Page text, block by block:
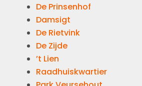
De Prinsenhof
Damsigt
De Rietvink
De Zijde
’t Lien
Raadhuiskwartier